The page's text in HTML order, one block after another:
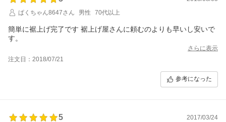
ぱくちゃん8647さん
男性 70代以上
簡単に裾上げ完了です 裾上げ屋さんに頼むのよりも早いし安いで
す。
さらに表示
注文日：2018/07/21
参考になった
5
2017/03/24